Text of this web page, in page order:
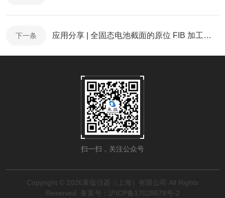
下一条 应用分享 | 全固态电池截面的原位 FIB 加工和分析
扫一扫，关注公众号
Copyright © 2026束蕴仪器（上海）有限公司 All Rights
Reserved
备案号：沪ICP备17028678号-2